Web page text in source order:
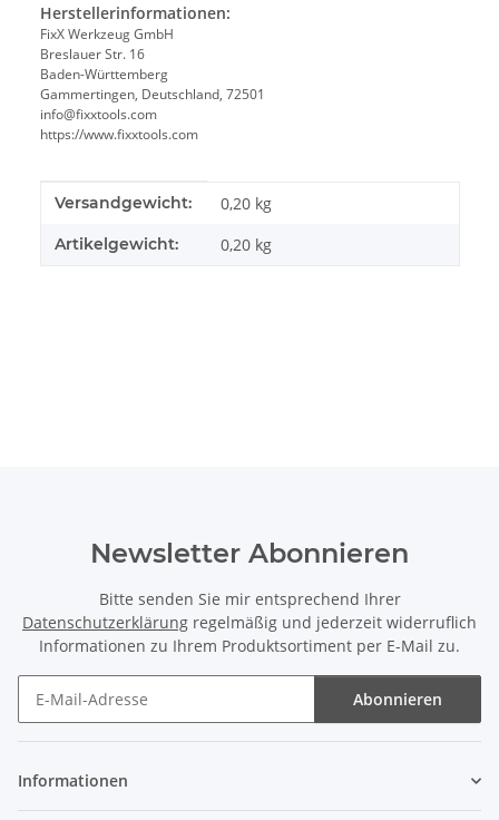
Herstellerinformationen:
FixX Werkzeug GmbH
Breslauer Str. 16
Baden-Württemberg
Gammertingen, Deutschland, 72501
info@fixxtools.com
https://www.fixxtools.com
Produkteigenschaft
Wert
Versandgewicht: 0,20 kg
Artikelgewicht: 0,20 kg
Newsletter Abonnieren
Bitte senden Sie mir entsprechend Ihrer
Datenschutzerklärung regelmäßig und jederzeit widerruflich
Informationen zu Ihrem Produktsortiment per E-Mail zu.
Abonnieren
Informationen